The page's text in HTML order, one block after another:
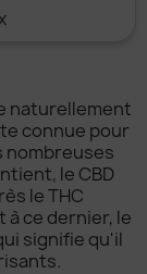
naturellement
connue pour
nombreuses
le CBD
le THC
ce dernier, le
signifie qu'il